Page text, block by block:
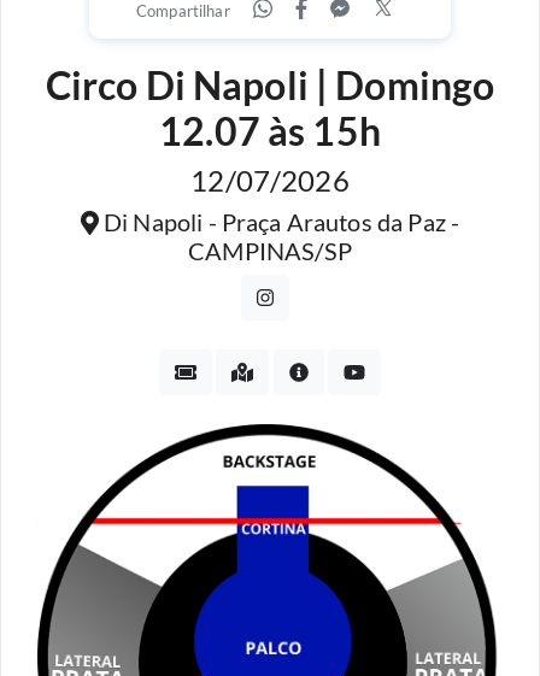
Compartilhar
Circo Di Napoli | Domingo
12.07 às 15h
12/07/2026
Di Napoli - Praça Arautos da Paz -
CAMPINAS/SP